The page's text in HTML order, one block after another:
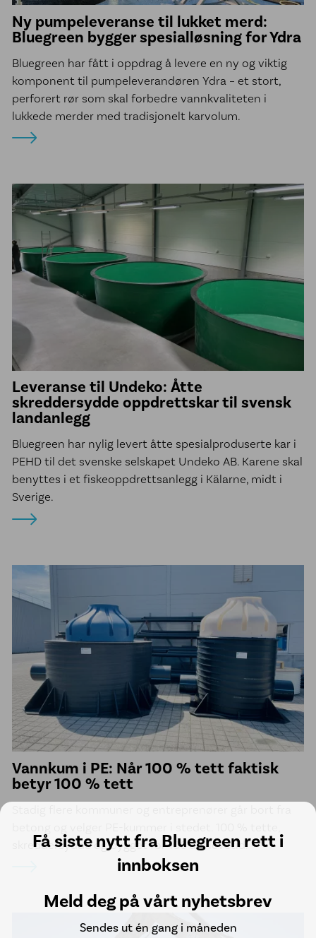
Få siste nytt fra Bluegreen rett i
innboksen
Meld deg på vårt nyhetsbrev
Sendes ut én gang i måneden
Ny pumpeleveranse til lukket merd:
Bluegreen bygger spesialløsning for Ydra
Bluegreen har fått i oppdrag å levere en ny og viktig
komponent til pumpeleverandøren Ydra – et stort,
perforert rør som skal forbedre vannkvaliteten i
lukkede merder med tradisjonelt karvolum.
Leveranse til Undeko: Åtte
skreddersydde oppdrettskar til svensk
landanlegg
Bluegreen har nylig levert åtte spesialproduserte kar i
PEHD til det svenske selskapet Undeko AB. Karene skal
benyttes i et fiskeoppdrettsanlegg i Kälarne, midt i
Sverige.
Vannkum i PE: Når 100 % tett faktisk
betyr 100 % tett
skreddersydde og bygget for 100 års levetid.